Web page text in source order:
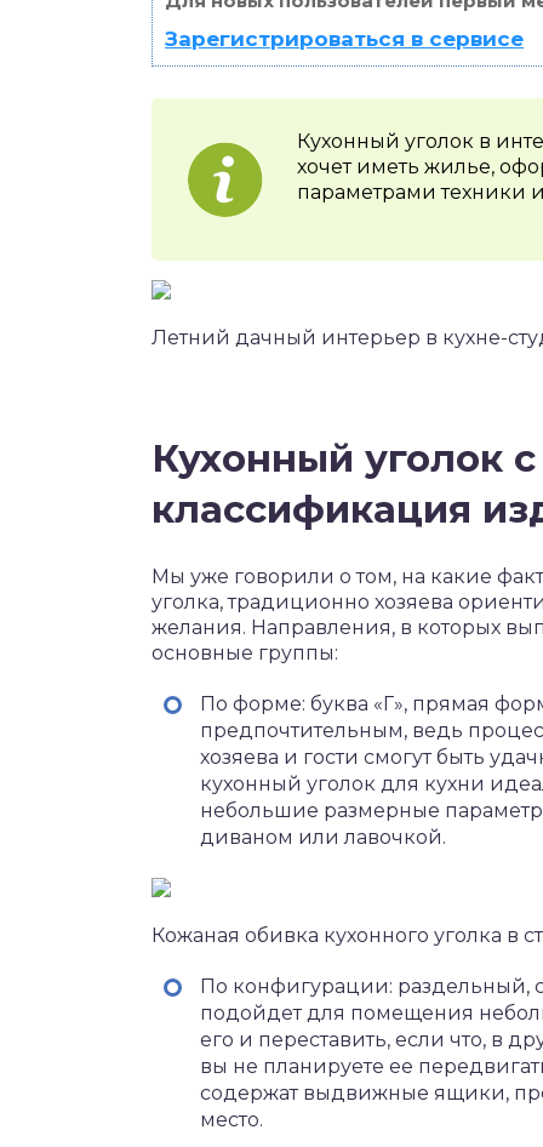
Зарегистрироваться в сервисе
Кухонный уголок в
хочет иметь жилье,
параметрами техники
Летний дачный интерьер в кухне-
Кухонный уголок
классификация
Мы уже говорили о том, на какие
уголка, традиционно хозяева
желания. Направления, в которых
основные группы:
По форме: буква «Г», прямая
предпочтительным, ведь
хозяева и гости смогут быть
кухонный уголок для кухни
небольшие размерные
диваном или лавочкой.
Кожаная обивка кухонного уголка в
По конфигурации: раздельный,
подойдет для помещения
его и переставить, если что, в
вы не планируете ее
содержат выдвижные ящики,
место.